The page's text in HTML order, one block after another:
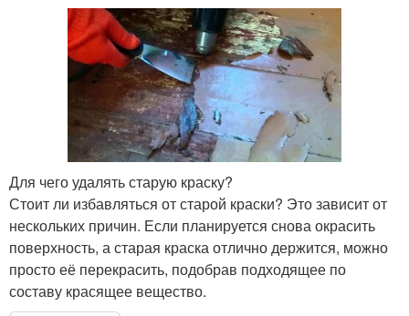
Для чего удалять старую краску?
Стоит ли избавляться от старой краски? Это зависит от
нескольких причин. Если планируется снова окрасить
поверхность, а старая краска отлично держится, можно
просто её перекрасить, подобрав подходящее по
составу красящее вещество.